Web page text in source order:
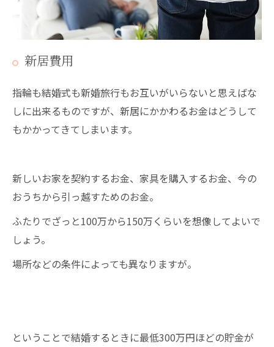
新居費用
指輪も結婚式も新婚旅行もお互いがいらないと思えばな
しに出来るものですが、新居にかかわるお金はどうして
もかかってきてしまいます。
新しいお家を契約するお金、家具を購入するお金、今の
おうちから引っ越すためのお金。
ふたりでざっと100万から150万くらいを想像してよいで
しょう。
場所などの条件によっても異なりますが。
ということで結婚するときに最低300万円ほどの貯金が